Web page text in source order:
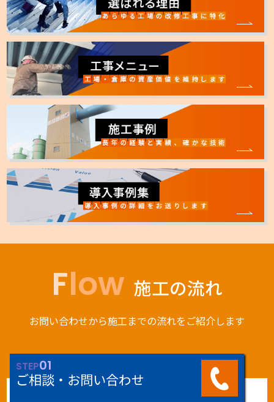
Flow 施工の流れ
お問い合わせから施工までの流れをご紹介します
STEP01
ご相談・お問い合わせ